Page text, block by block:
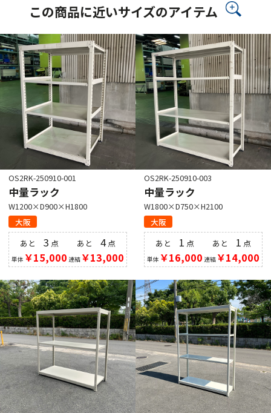
この商品に近いサイズのアイテム
OS2RK-250910-001
中量ラック
W1200×D900×H1800
大阪
あと3 点
単体 ￥15,000
あと 4点
連結￥13,000
OS2RK-250910-003
中量ラック
W1800×D750×H2100
大阪
あと 1 点
単体 ￥16,000
あと 1 点
連結￥14,000